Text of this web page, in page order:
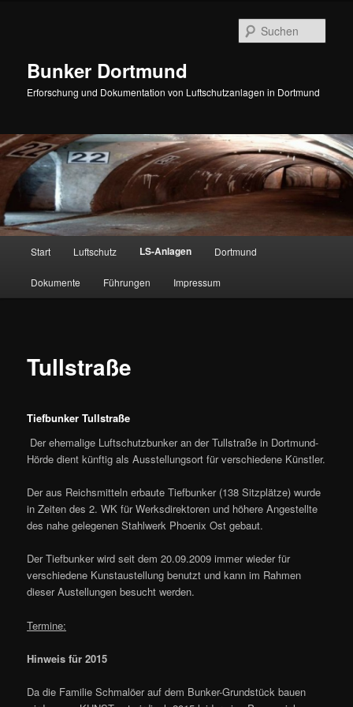
Bunker Dortmund
Erforschung und Dokumentation von Luftschutzanlagen in Dortmund
Start Luftschutz LS-Anlagen Dortmund
Dokumente Führungen Impressum
Tullstraße
Tiefbunker Tullstraße
Der ehemalige Luftschutzbunker an der Tullstraße in Dortmund-
Hörde dient künftig als Ausstellungsort für verschiedene Künstler.
Der aus Reichsmitteln erbaute Tiefbunker (138 Sitzplätze) wurde
in Zeiten des 2. WK für Werksdirektoren und höhere Angestellte
des nahe gelegenen Stahlwerk Phoenix Ost gebaut.
Der Tiefbunker wird seit dem 20.09.2009 immer wieder für
verschiedene Kunstaustellung benutzt und kann im Rahmen
dieser Austellungen besucht werden.
Termine:
Hinweis für 2015
Da die Familie Schmalöer auf dem Bunker-Grundstück bauen